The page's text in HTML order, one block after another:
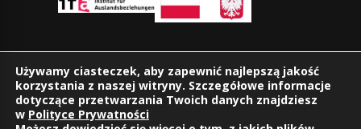
Znajdziesz nas również na:
Używamy ciasteczek, aby zapewnić najlepszą jakość
korzystania z naszej witryny. Szczegółowe informacje
dotyczące przetwarzania Twoich danych znajdziesz
w Polityce Prywatności